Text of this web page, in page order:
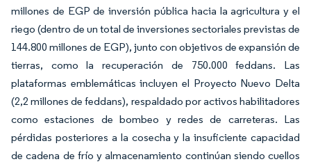
millones de EGP de inversión pública hacia la agricultura y el
riego (dentro de un total de inversiones sectoriales previstas de
144.800 millones de EGP), junto con objetivos de expansión de
tierras, como la recuperación de 750.000 feddans. Las
plataformas emblemáticas incluyen el Proyecto Nuevo Delta
(2,2 millones de feddans), respaldado por activos habilitadores
como estaciones de bombeo y redes de carreteras. Las
pérdidas posteriores a la cosecha y la insuficiente capacidad
de cadena de frío y almacenamiento continúan siendo cuellos